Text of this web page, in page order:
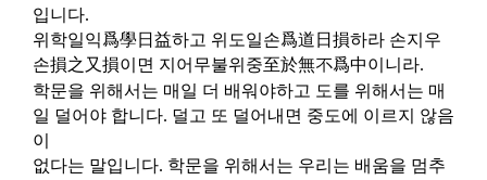
입니다.
위학일익爲學日益하고 위도일손爲道日損하라 손지우
손損之又損이면 지어무불위중至於無不爲中이니라.
학문을 위해서는 매일 더 배워야하고 도를 위해서는 매
일 덜어야 합니다. 덜고 또 덜어내면 중도에 이르지 않음
이
없다는 말입니다. 학문을 위해서는 우리는 배움을 멈추